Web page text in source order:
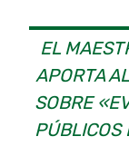
EL
APORTA
SOBRE
PÚBLICOS